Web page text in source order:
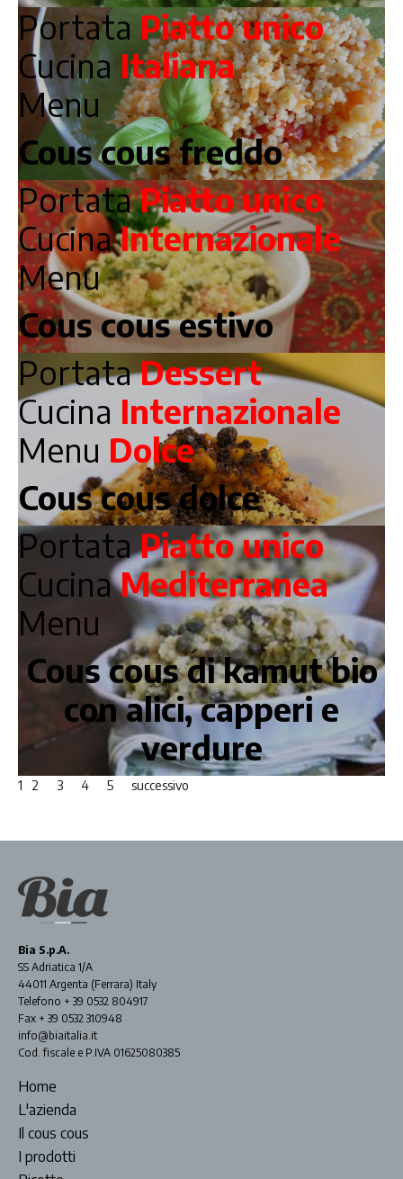
Portata Piatto unico
Cucina Italiana
Menu
Cous cous freddo
PortataPiatto unico
CucinaInternazionale
Menu
Cous cous estivo
PortataDessert
Cucina Internazionale
Menu Dolce
Cous cous dolce
PortataPiatto unico
CucinaMediterranea
Menu
Cous cous di kamut bio
con alici, capperi e
verdure
1 2 3 4 5 successivo
Bia S.p.A.
SS Adriatica 1/A
44011 Argenta (Ferrara) Italy
Telefono + 39 0532 804917
Fax + 39 0532 310948
info@biaitalia.it
Cod. fiscale e P.IVA 01625080385
Home
L'azienda
Il cous cous
I prodotti